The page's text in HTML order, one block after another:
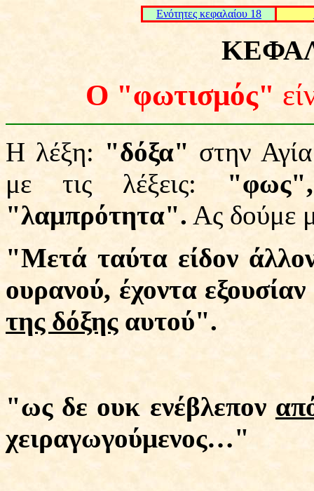
Ενότητες κεφαλαίου 18
Ο "φωτισμός"
Η λέξη: "δόξα" στην
με τις λέξεις:
"λαμπρότητα". Ας δούμε
"Μετά ταύτα είδον
ουρανού, έχοντα
της δόξηςαυτού".
"ως δε ουκ ενέβλεπον
χειραγωγούμενος…"